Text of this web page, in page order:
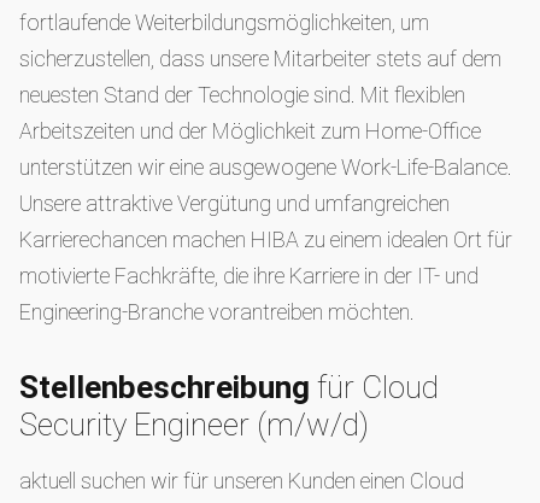
fortlaufende Weiterbildungsmöglichkeiten, um
sicherzustellen, dass unsere Mitarbeiter stets auf dem
neuesten Stand der Technologie sind. Mit flexiblen
Arbeitszeiten und der Möglichkeit zum Home-Office
unterstützen wir eine ausgewogene Work-Life-Balance.
Unsere attraktive Vergütung und umfangreichen
Karrierechancen machen HIBA zu einem idealen Ort für
motivierte Fachkräfte, die ihre Karriere in der IT- und
Engineering-Branche vorantreiben möchten.
Stellenbeschreibung für Cloud
Security Engineer (m/w/d)
aktuell suchen wir für unseren Kunden einen Cloud